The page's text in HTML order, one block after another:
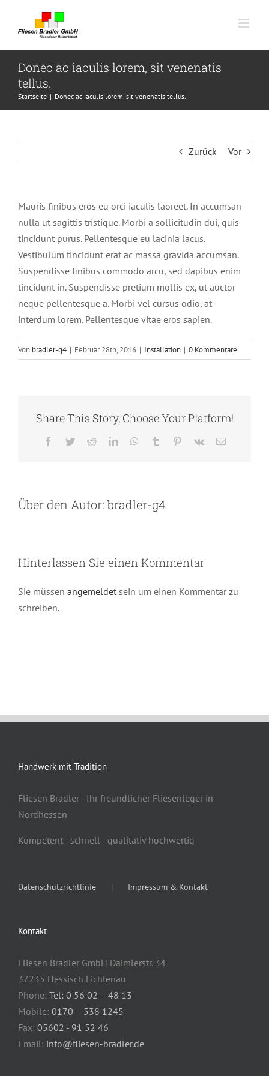
Donec ac iaculis lorem, sit venenatis
tellus.
Startseite | Donec ac iaculis lorem, sit venenatis tellus.
Zurück Vor
Mauris finibus eros eu orci iaculis laoreet. In accumsan
nulla ut sagittis tristique. Morbi a sollicitudin dui, quis
tincidunt purus. Pellentesque eu lacinia lacus.
Vestibulum tincidunt erat ac massa gravida accumsan.
Suspendisse finibus commodo arcu, sed dapibus enim
tincidunt in. Suspendisse pretium mollis ex, ut auctor
neque pellentesque a. Morbi vel cursus odio, at
interdum lorem. Pellentesque vitae eros sapien.
Von bradler-g4 | Februar 28th, 2016 | Installation | 0 Kommentare
Share This Story, Choose Your Platform!
Facebook
TwitterRedditLinkedInWhatsApp
Tumblr Pinterest
Vk
E-
Über den Autor: bradler-g4
Hinterlassen Sie einen Kommentar
Sie müssen angemeldet sein um einen Kommentar zu
schreiben.
Handwerk mit Tradition
Fliesen Bradler - Ihr freundlicher Fliesenleger in
Nordhessen
Kompetent - schnell - qualitativ hochwertig
Datenschutzrichtlinie Impressum & Kontakt
Kontakt
Fliesen Bradler GmbH Daimlerstr. 34
37235 Hessisch Lichtenau
Phone: Tel: 0 56 02 – 48 13
Mobile: 0170 – 538 1245
Fax: 05602 - 91 52 46
Email: info@fliesen-bradler.de